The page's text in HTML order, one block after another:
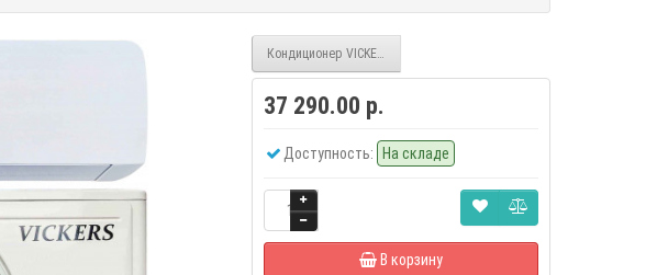
Кондиционер VICKERS VCH-12HE Rook
37 290.00 р.
Доступность: На складе
В корзину